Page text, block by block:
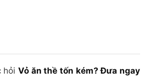
hỏiVỏ ăn thề tốn kém? Đưa ngay